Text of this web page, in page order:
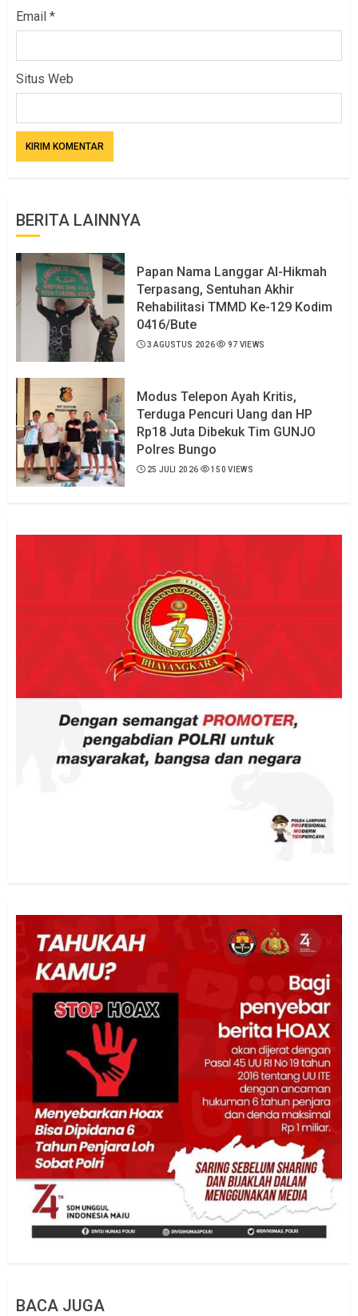
Email *
Situs Web
BERITA LAINNYA
Papan Nama Langgar Al-Hikmah
Terpasang, Sentuhan Akhir
Rehabilitasi TMMD Ke-129 Kodim
0416/Bute
3 AGUSTUS 2026 97 VIEWS
Modus Telepon Ayah Kritis,
Terduga Pencuri Uang dan HP
Rp18 Juta Dibekuk Tim GUNJO
Polres Bungo
25 JULI 2026 150 VIEWS
BACA JUGA